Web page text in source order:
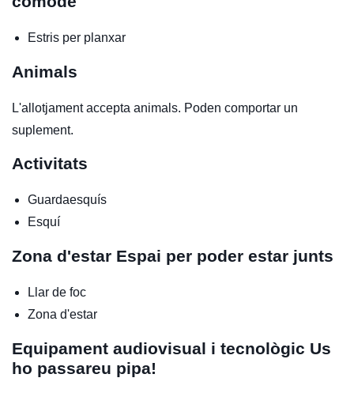
Estris per planxar
Animals
L'allotjament accepta animals. Poden comportar un
suplement.
Activitats
Guardaesquís
Esquí
Zona d'estar Espai per poder estar junts
Llar de foc
Zona d'estar
Equipament audiovisual i tecnològic Us
ho passareu pipa!